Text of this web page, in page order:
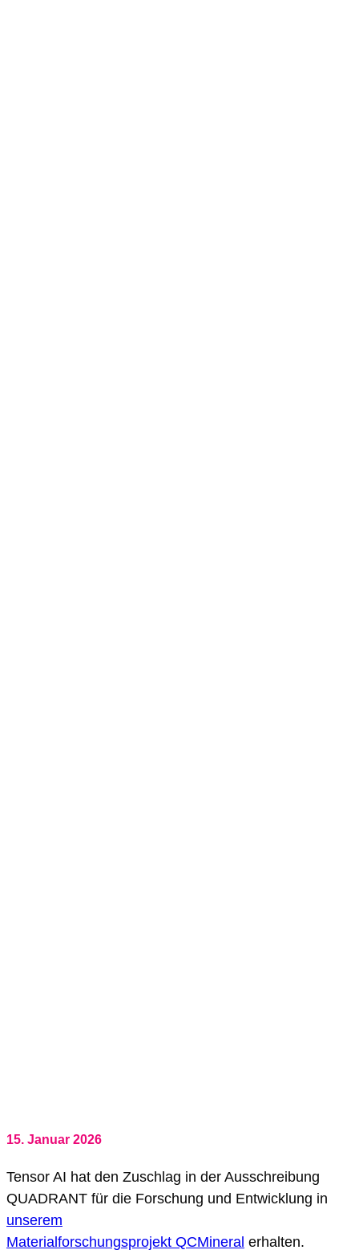
15. Januar 2026
Tensor AI hat den Zuschlag in der Ausschreibung
QUADRANT für die Forschung und Entwicklung in
unserem
Materialforschungsprojekt QCMineral erhalten.